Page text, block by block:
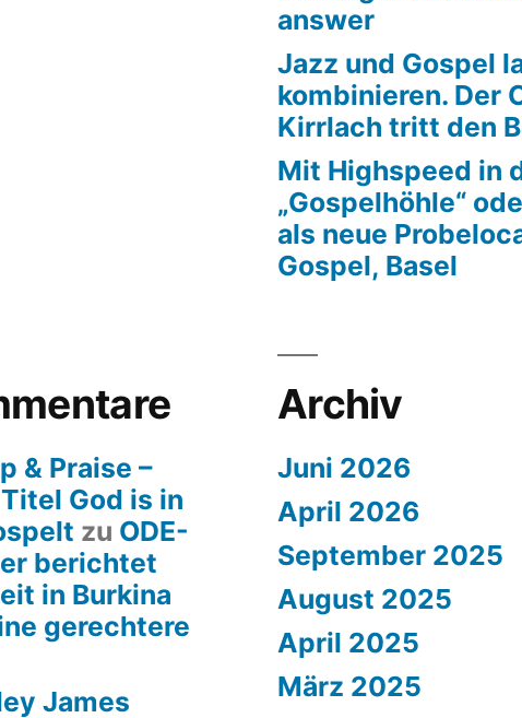
answer
Jazz und Gospel
kombinieren. Der
Kirrlach tritt den
Mit Highspeed in
„Gospelhöhle“
als neue
Gospel, Basel
& Praise –
God is in
zu ODE-
berichtet
in Burkina
gerechtere
James
Archiv
Juni 2026
April 2026
September 2025
August 2025
April 2025
März 2025